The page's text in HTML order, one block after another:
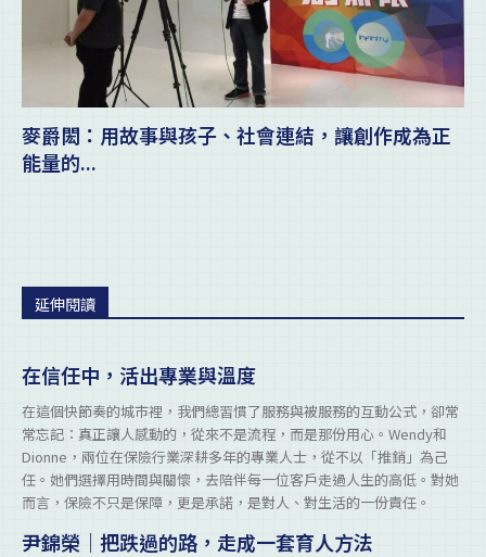
麥爵閎：用故事與孩子、社會連結，讓創作成為正
能量的...
延伸閱讀
在信任中，活出專業與溫度
在這個快節奏的城市裡，我們總習慣了服務與被服務的互動公式，卻常
常忘記：真正讓人感動的，從來不是流程，而是那份用心。Wendy和
Dionne，兩位在保險行業深耕多年的專業人士，從不以「推銷」為己
任。她們選擇用時間與關懷，去陪伴每一位客戶走過人生的高低。對她
而言，保險不只是保障，更是承諾，是對人、對生活的一份責任。
尹錦榮｜把跌過的路，走成一套育人方法